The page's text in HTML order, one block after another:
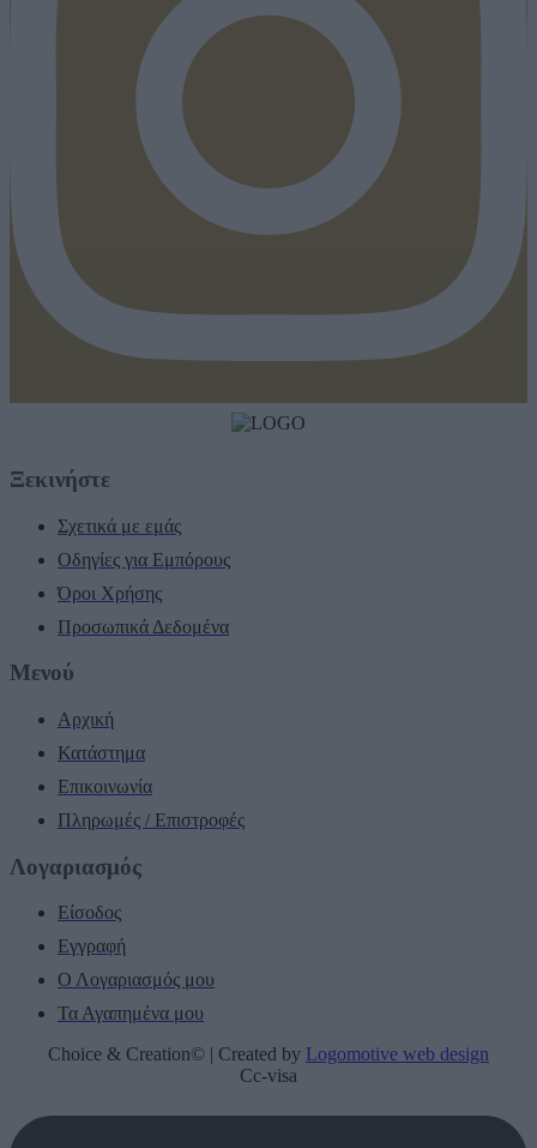
Ξεκινήστε
Σχετικά με εμάς
Οδηγίες για Εμπόρους
Όροι Χρήσης
Προσωπικά Δεδομένα
Μενού
Αρχική
Κατάστημα
Επικοινωνία
Πληρωμές / Επιστροφές
Λογαριασμός
Είσοδος
Εγγραφή
Ο Λογαριασμός μου
Τα Αγαπημένα μου
Choice & Creation© | Created by Logomotive web design
Cc-visa